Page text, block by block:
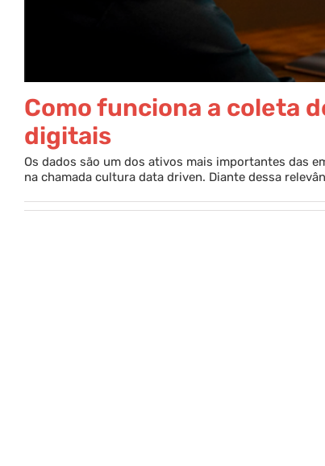
Como funciona a coleta
digitais
Os dados são um dos ativos mais importantes das
na chamada cultura data driven. Diante dessa